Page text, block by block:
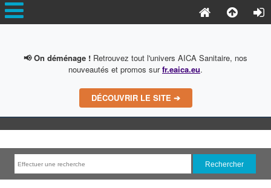
📢 On déménage ! Retrouvez tout l'univers AICA Sanitaire, nos
nouveautés et promos surfr.eaica.eu.
DÉCOUVRIR LE SITE ➔